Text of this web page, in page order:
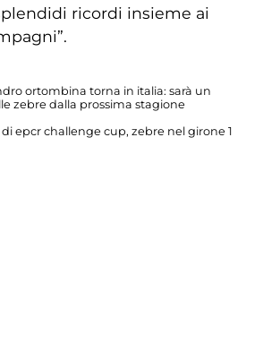
ricordi insieme ai
ortombina torna in italia: sarà un
zebre dalla prossima stagione
epcr challenge cup, zebre nel girone 1